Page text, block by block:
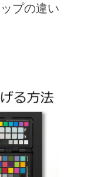
プの違い